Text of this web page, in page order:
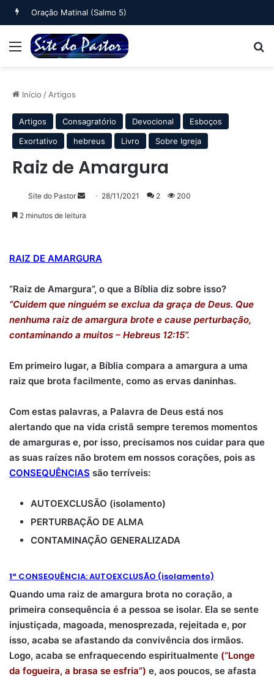
Oração Matinal (Salmo 5)
Menu
Início / Artigos
Artigos Consagratório Devocional
Esboços
Exortativo
hebreus Livro Sobre Igreja
Raiz de Amargura
Site do Pastor
Mande28/11/2021 2 200
2 minutos de leitura
RAIZ DE AMARGURA
“Raiz de Amargura”, o que a Bíblia diz sobre isso?
“Cuidem que ninguém se exclua da graça de Deus. Que
nenhuma raiz de amargura brote e cause perturbação,
contaminando a muitos – Hebreus 12:15”.
Em primeiro lugar, a Bíblia compara a amargura a uma
raiz que brota facilmente, como as ervas daninhas.
Com estas palavras, a Palavra de Deus está nos
alertando que na vida cristã sempre teremos momentos
de amarguras e, por isso, precisamos nos cuidar para que
as suas raízes não brotem em nossos corações, pois as
CONSEQUÊNCIAS são terríveis:
AUTOEXCLUSÃO (isolamento)
PERTURBAÇÃO DE ALMA
CONTAMINAÇÃO GENERALIZADA
1ª CONSEQUÊNCIA: AUTOEXCLUSÃO (isolamento)
Quando uma raiz de amargura brota no coração, a
primeira consequência é a pessoa se isolar. Ela se sente
injustiçada, magoada, menosprezada, rejeitada e, por
isso, acaba se afastando da convivência dos irmãos.
Logo, acaba se enfraquecendo espiritualmente (“Longe
da fogueira, a brasa se esfria”) e, aos poucos, se afasta